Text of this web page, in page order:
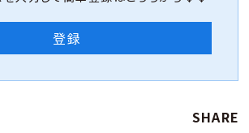
登録
SHARE